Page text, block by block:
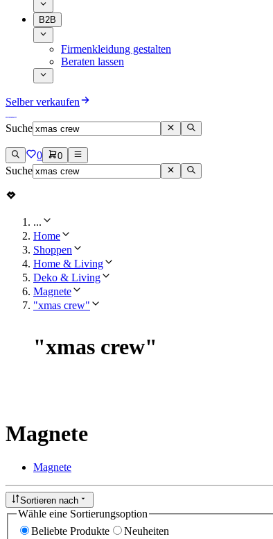
B2B
Firmenkleidung gestalten
Beraten lassen
Selber verkaufen
Suche
0 0
Suche
...
Home
Shoppen
Home & Living
Deko & Living
Magnete
"xmas crew"
"xmas crew"
Magnete
Magnete
Sortieren nach
Wähle eine Sortierungsoption
Beliebte Produkte
Neuheiten